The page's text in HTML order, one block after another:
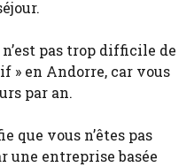
pas trop difficile de
» en Andorre, car vous
par an.
que vous n’êtes pas
une entreprise basée